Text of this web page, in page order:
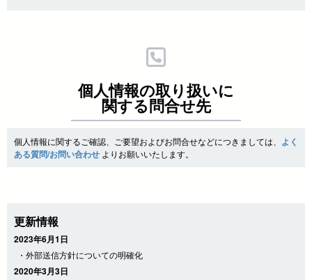
個人情報の取り扱いに
関する問合せ先
個人情報に関するご確認、ご要望およびお問合せなどにつきましては、 よく
ある質問/お問い合わせよりお願いいたします。
更新情報
2023年6月1日
・外部送信方針についての明確化
2020年3月3日